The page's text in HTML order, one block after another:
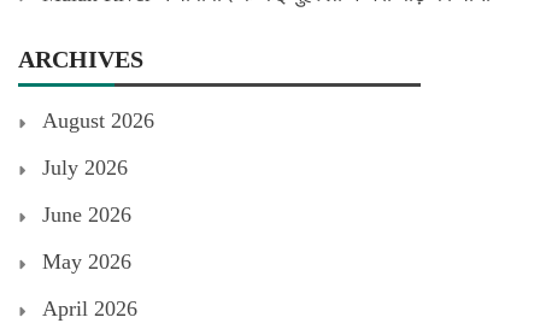
ARCHIVES
August 2026
July 2026
June 2026
May 2026
April 2026